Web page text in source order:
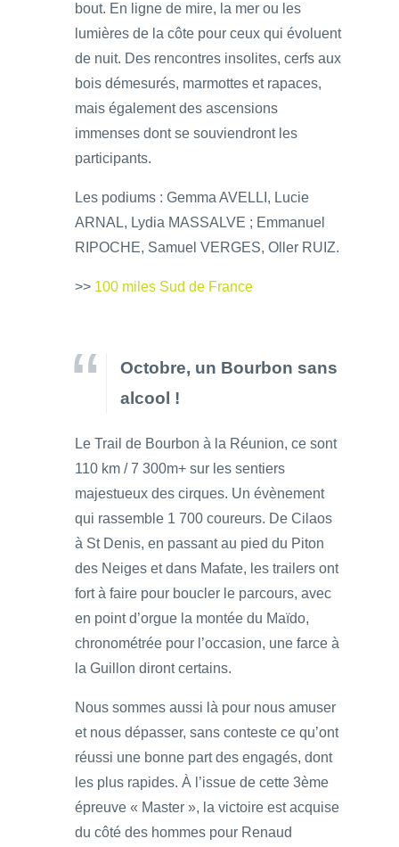
bout. En ligne de mire, la mer ou les
lumières de la côte pour ceux qui évoluent
de nuit. Des rencontres insolites, cerfs aux
bois démesurés, marmottes et rapaces,
mais également des ascensions
immenses dont se souviendront les
participants.
Les podiums : Gemma AVELLI, Lucie
ARNAL, Lydia MASSALVE ; Emmanuel
RIPOCHE, Samuel VERGES, Oller RUIZ.
>> 100 miles Sud de France
Octobre, un Bourbon sans
alcool !
Le Trail de Bourbon à la Réunion, ce sont
110 km / 7 300m+ sur les sentiers
majestueux des cirques. Un évènement
qui rassemble 1 700 coureurs. De Cilaos
à St Denis, en passant au pied du Piton
des Neiges et dans Mafate, les trailers ont
fort à faire pour boucler le parcours, avec
en point d’orgue la montée du Maïdo,
chronométrée pour l’occasion, une farce à
la Guillon diront certains.
Nous sommes aussi là pour nous amuser
et nous dépasser, sans conteste ce qu’ont
réussi une bonne part des engagés, dont
les plus rapides. À l’issue de cette 3ème
épreuve « Master », la victoire est acquise
du côté des hommes pour Renaud